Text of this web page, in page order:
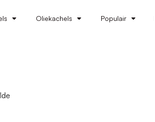
Oliekachels Populair